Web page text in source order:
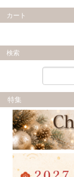
カート
検索
特集